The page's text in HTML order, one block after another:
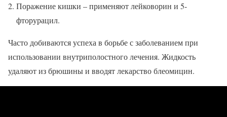
Поражение кишки – применяют лейковорин и 5-
фторурацил.
Часто добиваются успеха в борьбе с заболеванием при
использовании внутриполостного лечения. Жидкость
удаляют из брюшины и вводят лекарство блеомицин.